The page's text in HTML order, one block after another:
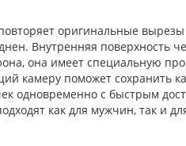
Soft
оригинальные
Внутренняя поверхность
она имеет специальную
камеру поможет сохранить
одновременно с быстрым
как для мужчин, так и